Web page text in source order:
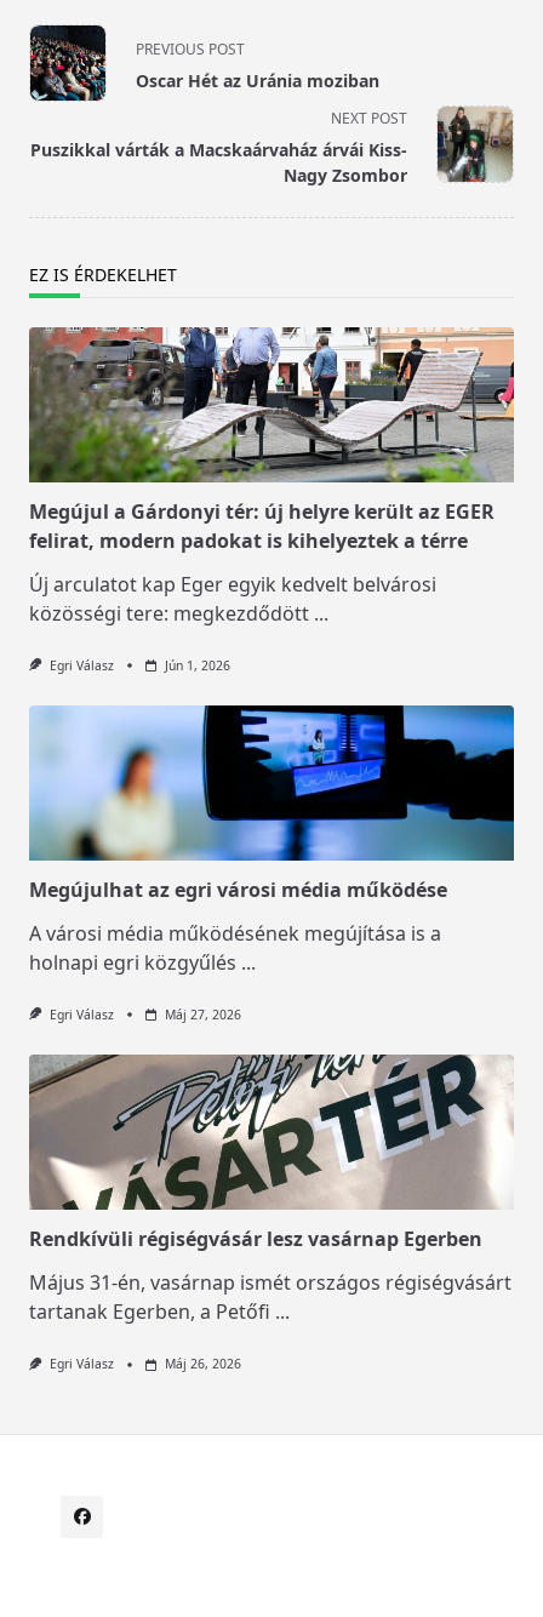
<span
class="nav-
subtitle
reader-
PREVIOUS POST
Oscar Hét az Uránia moziban
NEXT POST
Puszikkal várták a Macskaárvaház árvái Kiss-
Nagy Zsombor
EZ IS ÉRDEKELHET
Megújul a Gárdonyi tér: új helyre került az EGER
felirat, modern padokat is kihelyeztek a térre
Új arculatot kap Eger egyik kedvelt belvárosi
közösségi tere: megkezdődött ...
Egri Válasz Jún 1, 2026
Megújulhat az egri városi média működése
A városi média működésének megújítása is a
holnapi egri közgyűlés ...
Egri Válasz Máj 27, 2026
Rendkívüli régiségvásár lesz vasárnap Egerben
Május 31-én, vasárnap ismét országos régiségvásárt
tartanak Egerben, a Petőfi ...
Egri Válasz Máj 26, 2026